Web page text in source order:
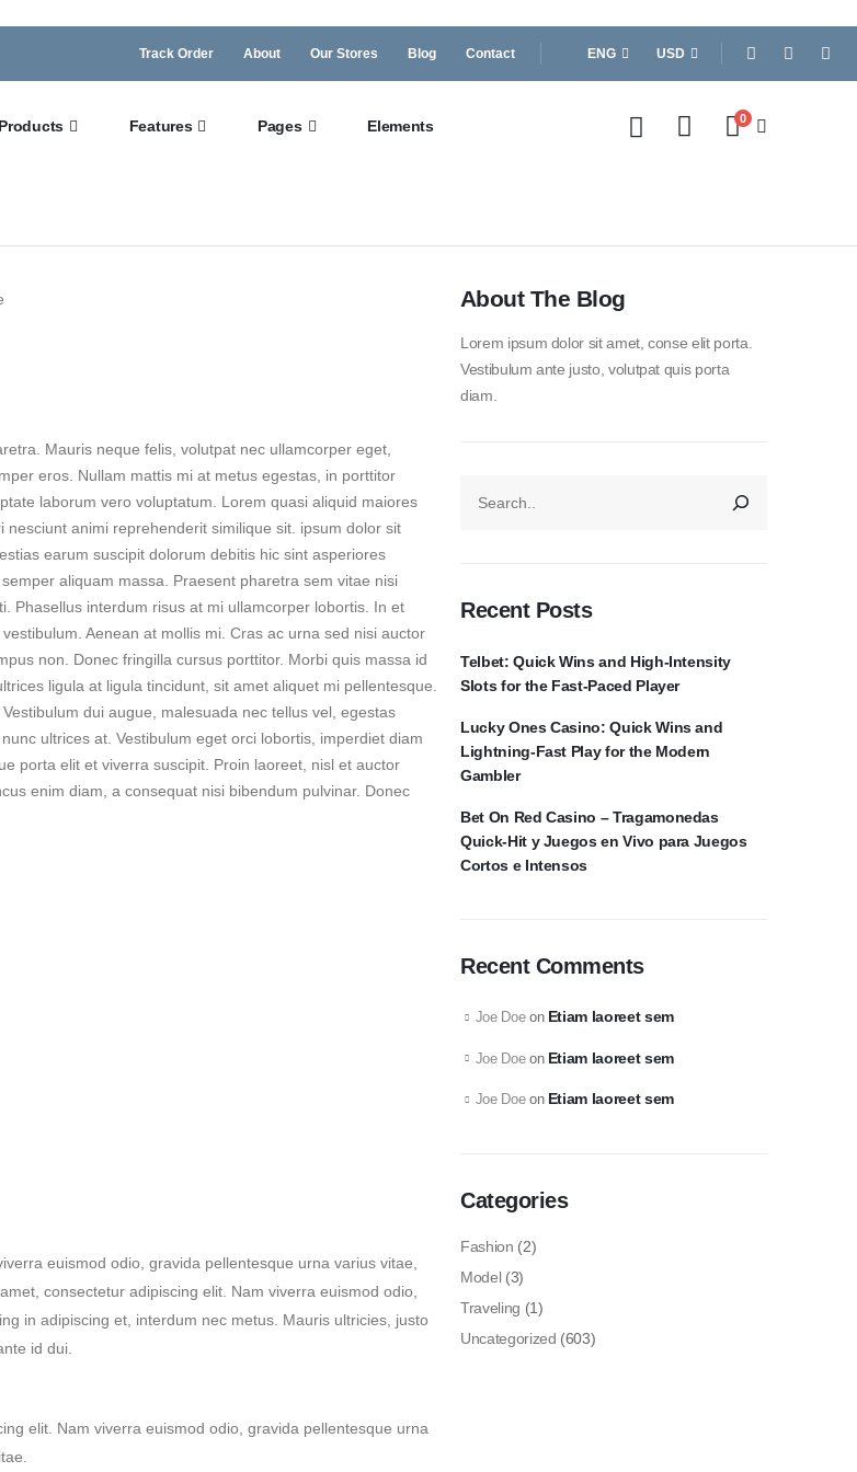
Track Order About Our Stores Blog Contact ENG USD
Products Features Pages Elements 0
Mauris neque felis, volutpat nec ullamcorper eget,
eros. Nullam mattis mi at metus egestas, in porttitor
laborum vero voluptatum. Lorem quasi aliquid maiores
animi reprehenderit similique sit. ipsum dolor sit
earum suscipit dolorum debitis hic sint asperiores
aliquam massa. Praesent pharetra sem vitae nisi
Phasellus interdum risus at mi ullamcorper lobortis. In et
Aenean at mollis mi. Cras ac urna sed nisi auctor
non. Donec fringilla cursus porttitor. Morbi quis massa id
ligula at ligula tincidunt, sit amet aliquet mi pellentesque.
dui augue, malesuada nec tellus vel, egestas
ultrices at. Vestibulum eget orci lobortis, imperdiet diam
porta elit et viverra suscipit. Proin laoreet, nisl et auctor
enim diam, a consequat nisi bibendum pulvinar. Donec
euismod odio, gravida pellentesque urna varius vitae,
consectetur adipiscing elit. Nam viverra euismod odio,
in adipiscing et, interdum nec metus. Mauris ultricies, justo
id dui.
elit. Nam viverra euismod odio, gravida pellentesque urna
About The Blog
Lorem ipsum dolor sit amet, conse elit porta.
Vestibulum ante justo, volutpat quis porta
diam.
Recent Posts
Telbet: Quick Wins and High‑Intensity
Slots for the Fast‑Paced Player
Lucky Ones Casino: Quick Wins and
Lightning‑Fast Play for the Modern
Gambler
Bet On Red Casino – Tragamonedas
Quick‑Hit y Juegos en Vivo para Juegos
Cortos e Intensos
Recent Comments
Joe Doeon Etiam laoreet sem
Joe Doeon Etiam laoreet sem
Joe Doeon Etiam laoreet sem
Categories
Fashion (2)
Model(3)
Traveling (1)
Uncategorized (603)